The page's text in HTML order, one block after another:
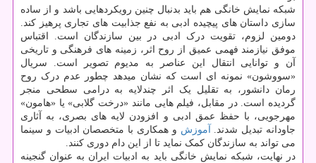
شبکه نمایش خانگی هم باید بدنبال چنین رویکردهایی باشد و از ساده
سازی داستان های پیچیده ادبی به نفع جذابیت های تجاری پرهیز کند.
دومین لزوم، تقویت درک ادبی در بین سازندگان است. اقتباس
موفق نیازمند فهمی عمیق از روح اثر، زمینه های فرهنگی و تاریخی
آن و توانایی انتقال این عناصر به مدیوم تصویر است. سریال
«سووشون» نمونه ای است که نشان میدهد چطور عدم درک روح
رمان دانشور، به تقلیل یک اثر چندلایه به درامی سطحی منجر
گردیده است. در مقابل، فیلم هایی مانند «درخت گلابی» یا «هامون»
مهرجویی، با حفظ عمق ادبی و افزودن لایه های بصری، به آثاری
جاودانه تبدیل شدند.
آموزش و همکاری با متخصصان ادبیات و سینما
می تواند به سازندگان کمک نماید تا از این دام دوری کنند.
در نهایت، شبکه نمایش خانگی باید به ادبیات ایران به عنوان گنجینه